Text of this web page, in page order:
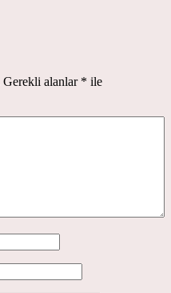
Gerekli alanlar * ile